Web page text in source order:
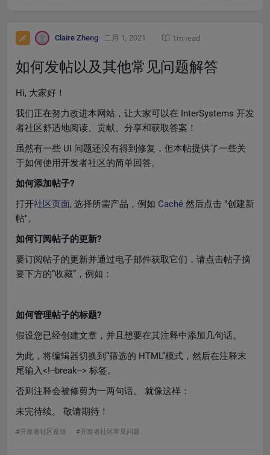
Claire Zheng · 二月 1, 2021 1m read
如何发帖以及其他常见问题解答
Hi, 大家好！
我们正在努力改进本网站，让大家可以在 InterSystems 开发
者社区舒适地阅读、贡献、分享和获取答案！
虽然有一些 UI 问题还没有得到修复，但本帖提供了一些关
于如何使用开发者社区的简单回答。
如何添加帖子?
打开社区页面, 选择所需产品，例如 Caché 然后点击 "创建新
帖"。
如何订阅帖子的更新?
要订阅帖子的更新并通过电子邮件获取它们，请点击帖子摘
要下方的“收藏”，例如：
如何管理帖子的标题?
假设您已经创建文章，并且想要在其注释中添加几句话。
为此，将编辑器切换到“筛选的 HTML”模式，然后在注释末
尾输入<!--break--> 标签。
否则注释会被修剪为一两句话。 就像这样：
未完待续。 敬请期待！
#开发者社区反馈 #开发者社区常见问题